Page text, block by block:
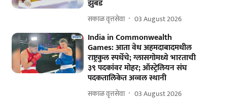
झुंबड
सकाळ वृत्तसेवा 03 August 2026
India in Commonwealth
Games: आता वेध अहमदाबादमधील
राष्ट्रकुल स्पर्धेचे; ग्लासगोमध्ये भारताची
३९ पदकांवर मोहर; ऑस्ट्रेलियन संघ
पदकतालिकेत अव्वल स्थानी
सकाळ वृत्तसेवा 03 August 2026